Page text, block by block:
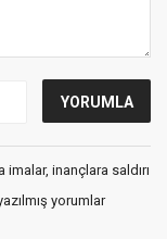
inançlara saldırı
yorumlar